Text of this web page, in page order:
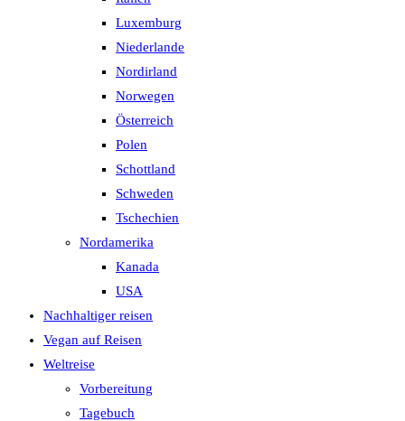
Luxemburg
Niederlande
Nordirland
Norwegen
Österreich
Polen
Schottland
Schweden
Tschechien
Nordamerika
Kanada
USA
Nachhaltiger reisen
Vegan auf Reisen
Weltreise
Vorbereitung
Tagebuch